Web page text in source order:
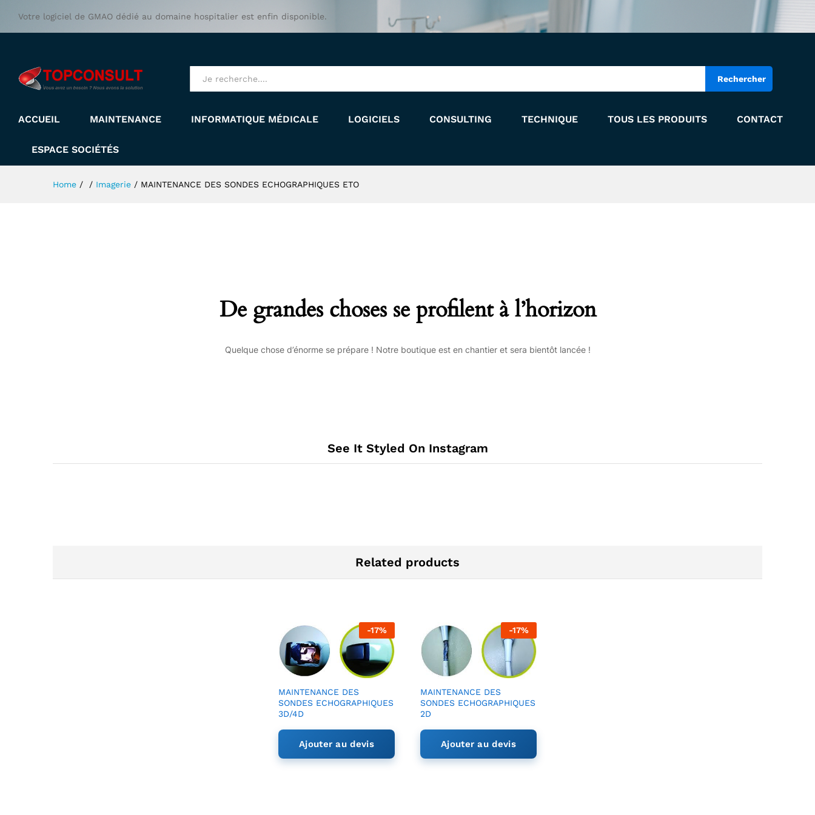
Votre logiciel de GMAO dédié au domaine hospitalier est enfin disponible.
Rechercher
ACCUEIL MAINTENANCE INFORMATIQUE MÉDICALE LOGICIELS CONSULTING TECHNIQUE TOUS LES PRODUITS CONTACT
ESPACE SOCIÉTÉS
Home / / Imagerie / MAINTENANCE DES SONDES ECHOGRAPHIQUES ETO
De grandes choses se profilent à l’horizon
Quelque chose d’énorme se prépare ! Notre boutique est en chantier et sera bientôt lancée !
See It Styled On Instagram
Related products
-17%
MAINTENANCE DES
SONDES ECHOGRAPHIQUES
3D/4D
Ajouter au devis
-17%
MAINTENANCE DES
SONDES ECHOGRAPHIQUES
2D
Ajouter au devis
MAINTENANCE DES SONDES ECHOGRAPHIQUES ETO